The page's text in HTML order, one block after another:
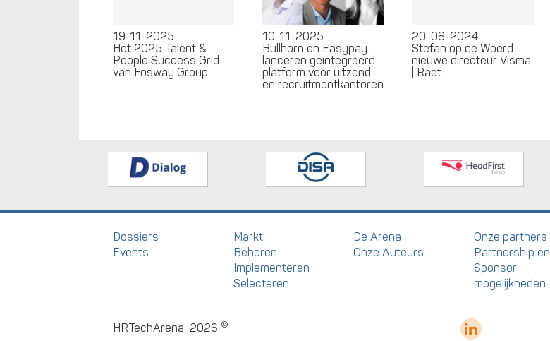
19-11-2025
Het 2025 Talent &
People Success Grid
van Fosway Group
10-11-2025
Bullhorn en Easypay
lanceren geïntegreerd
platform voor uitzend-
en recruitmentkantoren
20-06-2024
Stefan op de Woerd
nieuwe directeur Visma
| Raet
Dossiers
Events
Markt
Beheren
Implementeren
Selecteren
De Arena
Onze Auteurs
Onze partners
Partnership en
Sponsor
mogelijkheden
HRTechArena 2026 ©